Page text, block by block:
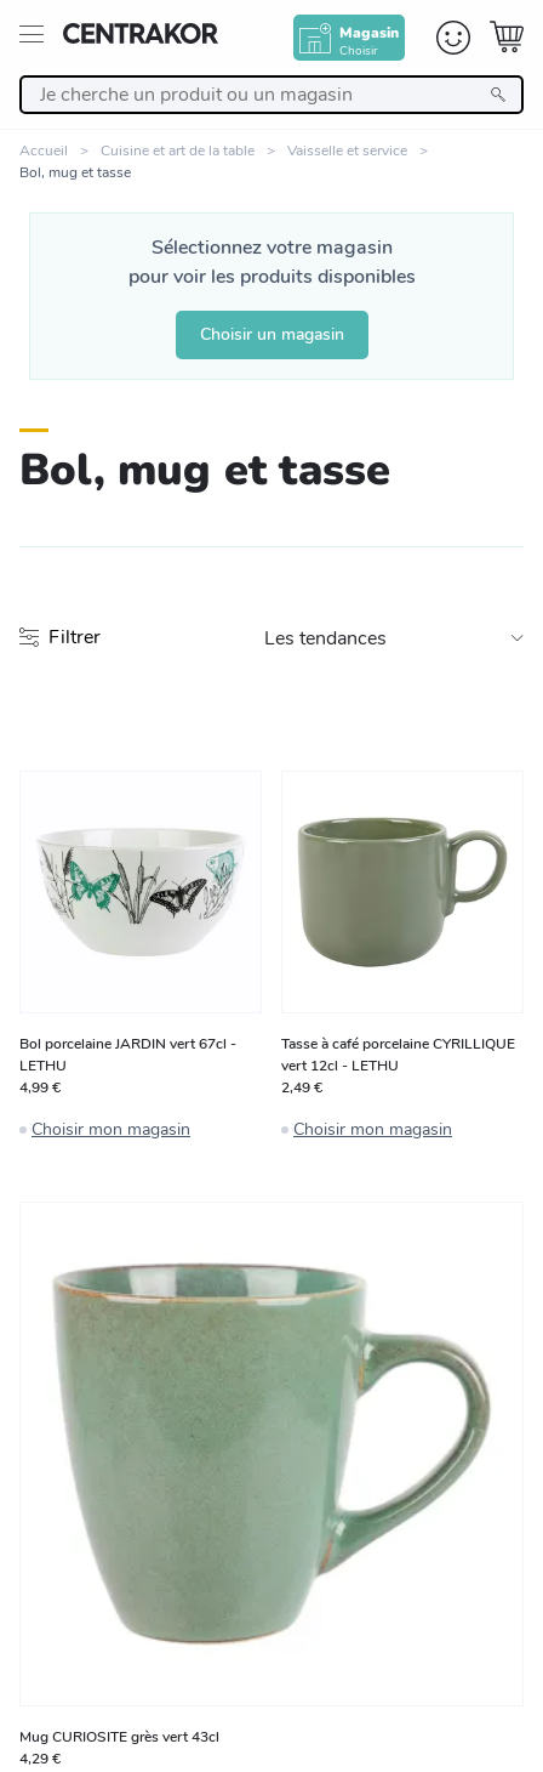
Magasin
Choisir
Décoration
Linge de maison
Cuisine et art de la table
Loisirs
Jardin et plein air
Accueil Cuisine et art de la table
Vaisselle et service
Bol, mug et tasse
Sélectionnez votre magasin
pour voir les produits disponibles
Choisir un magasin
Bol, mug et tasse
Filtrer
Bol porcelaine JARDIN vert 67cl -
LETHU
4,99 €
Choisir mon magasin
Tasse à café porcelaine CYRILLIQUE
vert 12cl - LETHU
2,49 €
Choisir mon magasin
Mug CURIOSITE grès vert 43cl
4,29 €